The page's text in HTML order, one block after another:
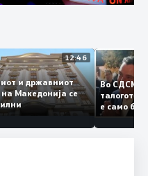
12:46
и државниот
на Македонија се
Во
е само
копија
Заев